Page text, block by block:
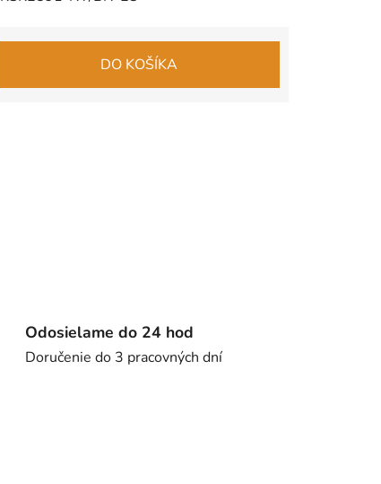
DO KOŠÍKA
Odosielame do 24 hod
Doručenie do 3 pracovných dní